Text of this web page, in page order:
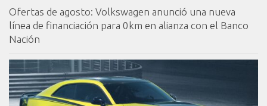
Ofertas de agosto: Volkswagen anunció una nueva
línea de financiación para 0km en alianza con el Banco
Nación